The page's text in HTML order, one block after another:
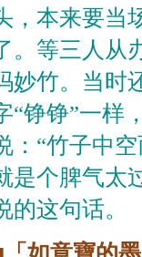
，本来要当
。等三人从
妙竹。当时
“铮铮”一样
：“竹子中
是个脾气太
的这句话。